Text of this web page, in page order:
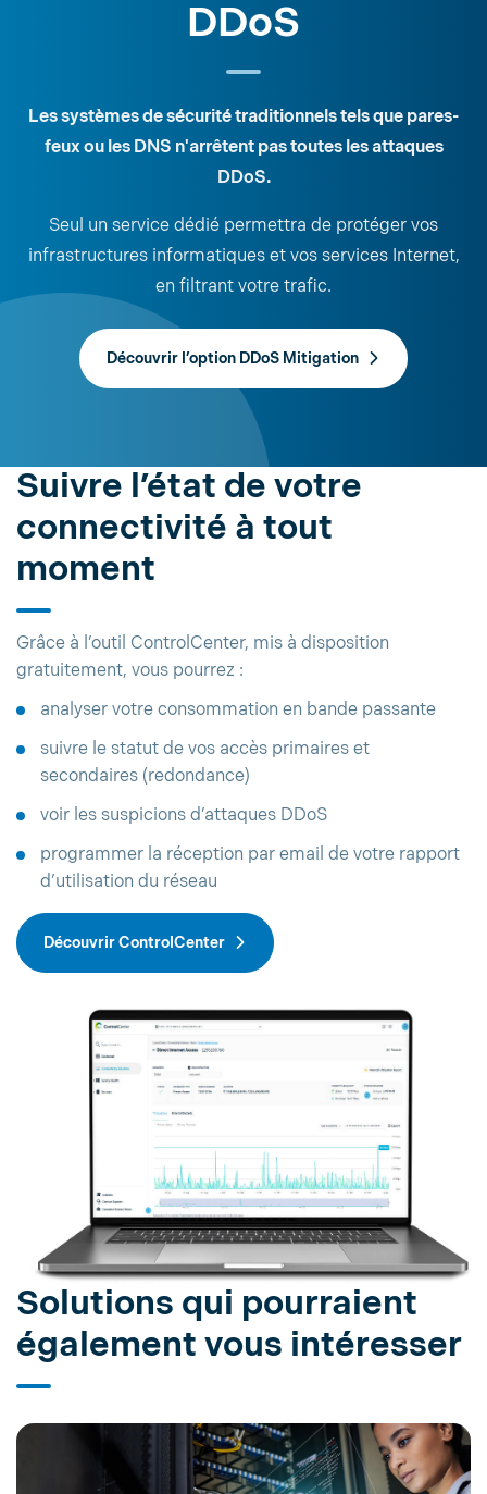
DDoS
Les systèmes de sécurité traditionnels tels que pares-
feux ou les DNS n'arrêtent pas toutes les attaques
DDoS.
Seul un service dédié permettra de protéger vos
infrastructures informatiques et vos services Internet,
en filtrant votre trafic.
Découvrir l’option DDoS Mitigation
Suivre l’état de votre
connectivité à tout
moment
Grâce à l’outil ControlCenter, mis à disposition
gratuitement, vous pourrez :
analyser votre consommation en bande passante
suivre le statut de vos accès primaires et
secondaires (redondance)
voir les suspicions d’attaques DDoS
programmer la réception par email de votre rapport
d’utilisation du réseau
Découvrir ControlCenter
Solutions qui pourraient
également vous intéresser